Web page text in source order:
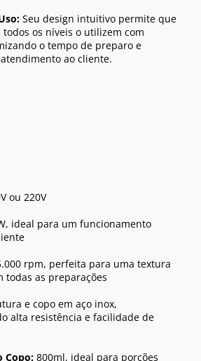
Seu design intuitivo permite que
os níveis o utilizem com
o tempo de preparo e
ao cliente.
ou 220V
ideal para um funcionamento
rpm, perfeita para uma textura
todas as preparações
e copo em aço inox,
alta resistência e facilidade de
Copo: 800ml, ideal para porções